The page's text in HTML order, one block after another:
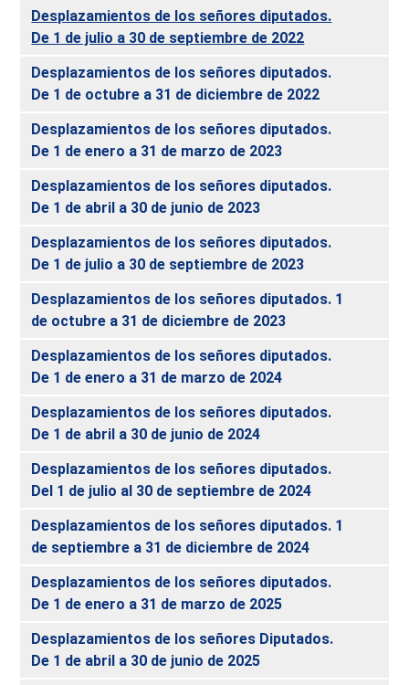
Desplazamientos de los señores diputados.
De 1 de julio a 30 de septiembre de 2022
Desplazamientos de los señores diputados.
De 1 de octubre a 31 de diciembre de 2022
Desplazamientos de los señores diputados.
De 1 de enero a 31 de marzo de 2023
Desplazamientos de los señores diputados.
De 1 de abril a 30 de junio de 2023
Desplazamientos de los señores diputados.
De 1 de julio a 30 de septiembre de 2023
Desplazamientos de los señores diputados. 1
de octubre a 31 de diciembre de 2023
Desplazamientos de los señores diputados.
De 1 de enero a 31 de marzo de 2024
Desplazamientos de los señores diputados.
De 1 de abril a 30 de junio de 2024
Desplazamientos de los señores diputados.
Del 1 de julio al 30 de septiembre de 2024
Desplazamientos de los señores diputados. 1
de septiembre a 31 de diciembre de 2024
Desplazamientos de los señores diputados.
De 1 de enero a 31 de marzo de 2025
Desplazamientos de los señores Diputados.
De 1 de abril a 30 de junio de 2025